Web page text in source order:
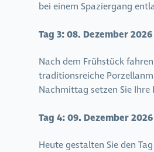
bei einem Spaziergang
Tag 3:08. Dezember
Nach dem Frühstück
traditionsreiche
Nachmittag setzen Sie
Tag 4:09. Dezember
Heute gestalten Sie den